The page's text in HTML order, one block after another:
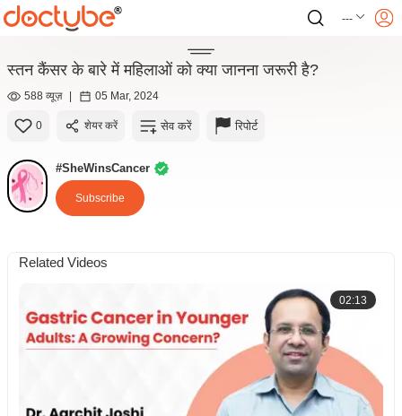
---
स्तन कैंसर के बारे में महिलाओं को क्या जानना जरूरी है?
588 व्यूज़ | 05 Mar, 2024
0 शेयर करें सेव करें रिपोर्ट
#SheWinsCancer
Subscribe
Related Videos
02:13